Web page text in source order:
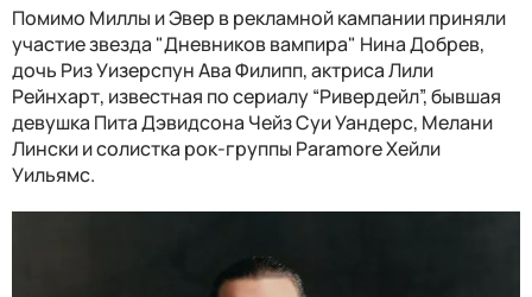
Помимо Миллы и Эвер в рекламной кампании приняли
участие звезда "Дневников вампира" Нина Добрев,
дочь Риз Уизерспун Ава Филипп, актриса Лили
Рейнхарт, известная по сериалу “Ривердейл”, бывшая
девушка Пита Дэвидсона Чейз Суи Уандерс, Мелани
Лински и солистка рок-группы Paramore Хейли
Уильямс.